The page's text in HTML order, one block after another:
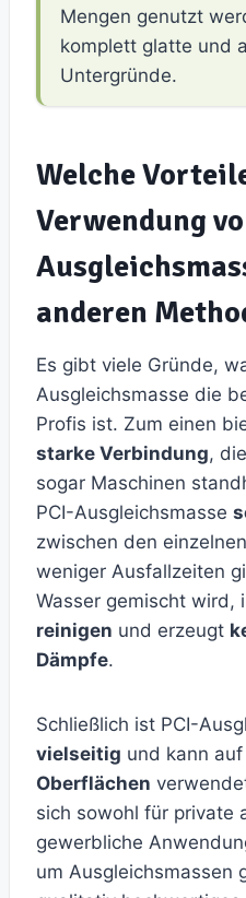
Mengen genutzt
komplett glatte und
Untergründe.
Welche
Verwendung
anderen
Es gibt viele Gründe,
Ausgleichsmasse die
Profis ist. Zum einen
starke Verbindung,
sogar Maschinen
PCI-Ausgleichsmasse
zwischen den
weniger Ausfallzeiten
Wasser gemischt wird,
reinigen und erzeugt
Dämpfe.
Schließlich ist PCI-
vielseitig und kann
Oberflächen
sich sowohl für private
gewerbliche
um Ausgleichsmassen